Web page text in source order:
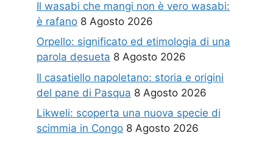
Il wasabi che mangi non è vero wasabi:
è rafano 8 Agosto 2026
Orpello: significato ed etimologia di una
parola desueta 8 Agosto 2026
Il casatiello napoletano: storia e origini
del pane di Pasqua 8 Agosto 2026
Likweli: scoperta una nuova specie di
scimmia in Congo 8 Agosto 2026